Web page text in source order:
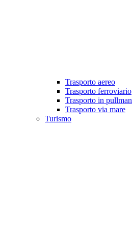
Trasporto aereo
Trasporto ferroviario
Trasporto in pullman
Trasporto via mare
Turismo